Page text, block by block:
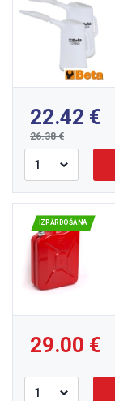
22.42
26.38
IZPĀRDOŠANA
29.00